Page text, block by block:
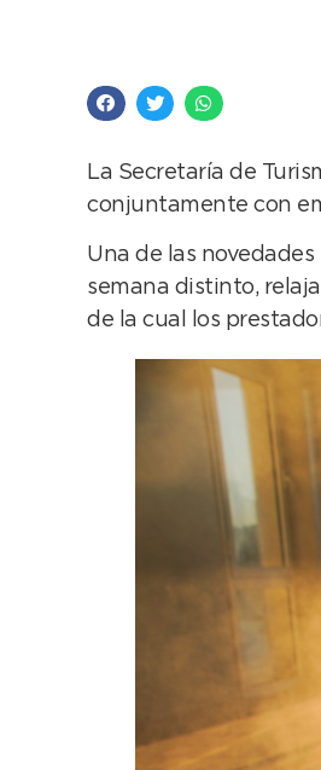
La Secretaría de
conjuntamente con
Una de las
semana distinto,
de la cual los